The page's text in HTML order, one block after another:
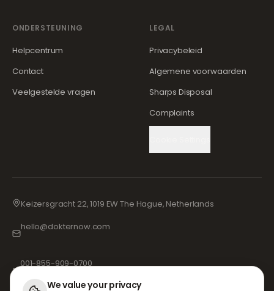
ONDERSTEUNING
Helpcentrum
Contact
Veelgestelde vragen
LEGAL
Privacybeleid
Algemene voorwaarden
Sharps Disposal
Complaints
Keizersgracht 22, 1019 EW The Hague, Netherlands
hello@dokternow.com
📞
001-855-909-0700
We value your privacy